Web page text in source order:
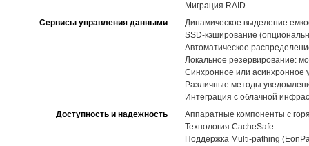
Миграция RAID
Сервисы управления данными
Динамическое выделение
SSD-кэширование
Автоматическое
Локальное резервирование:
Синхронное или асинхронное
Различные методы
Интеграция с облачной
Доступность и надежность
Аппаратные компоненты с
Технология CacheSafe
Поддержка Multi-pathing